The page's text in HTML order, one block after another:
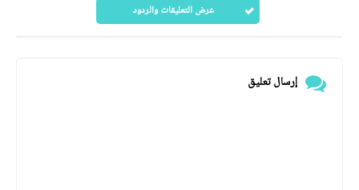
عرض التعليقات والردود
إرسال تعليق